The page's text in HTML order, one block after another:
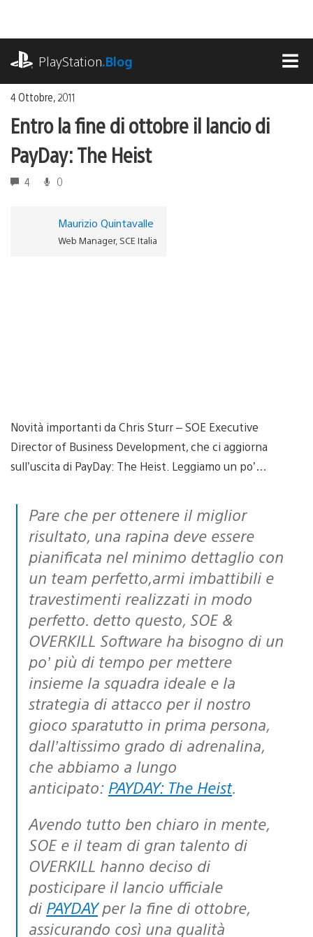
contenuto
PlayStation.Blog
4 Ottobre, 2011
Entro la fine di ottobre il lancio di
PayDay: The Heist
4 0
Maurizio Quintavalle
Web Manager, SCE Italia
Novità importanti da Chris Sturr – SOE Executive
Director of Business Development, che ci aggiorna
sull’uscita di PayDay: The Heist. Leggiamo un po’…
Pare che per ottenere il miglior
risultato, una rapina deve essere
pianificata nel minimo dettaglio con
un team perfetto,armi imbattibili e
travestimenti realizzati in modo
perfetto. detto questo, SOE &
OVERKILL Software ha bisogno di un
po’ più di tempo per mettere
insieme la squadra ideale e la
strategia di attacco per il nostro
gioco sparatutto in prima persona,
dall’altissimo grado di adrenalina,
che abbiamo a lungo
anticipato: PAYDAY: The Heist.
Avendo tutto ben chiaro in mente,
SOE e il team di gran talento di
OVERKILL hanno deciso di
posticipare il lancio ufficiale
di PAYDAYper la fine di ottobre,
assicurando così una qualità